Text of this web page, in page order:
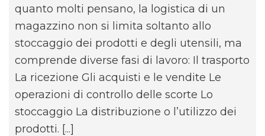
quanto molti pensano, la logistica di un
magazzino non si limita soltanto allo
stoccaggio dei prodotti e degli utensili, ma
comprende diverse fasi di lavoro: Il trasporto
La ricezione Gli acquisti e le vendite Le
operazioni di controllo delle scorte Lo
stoccaggio La distribuzione o l’utilizzo dei
prodotti. [...]